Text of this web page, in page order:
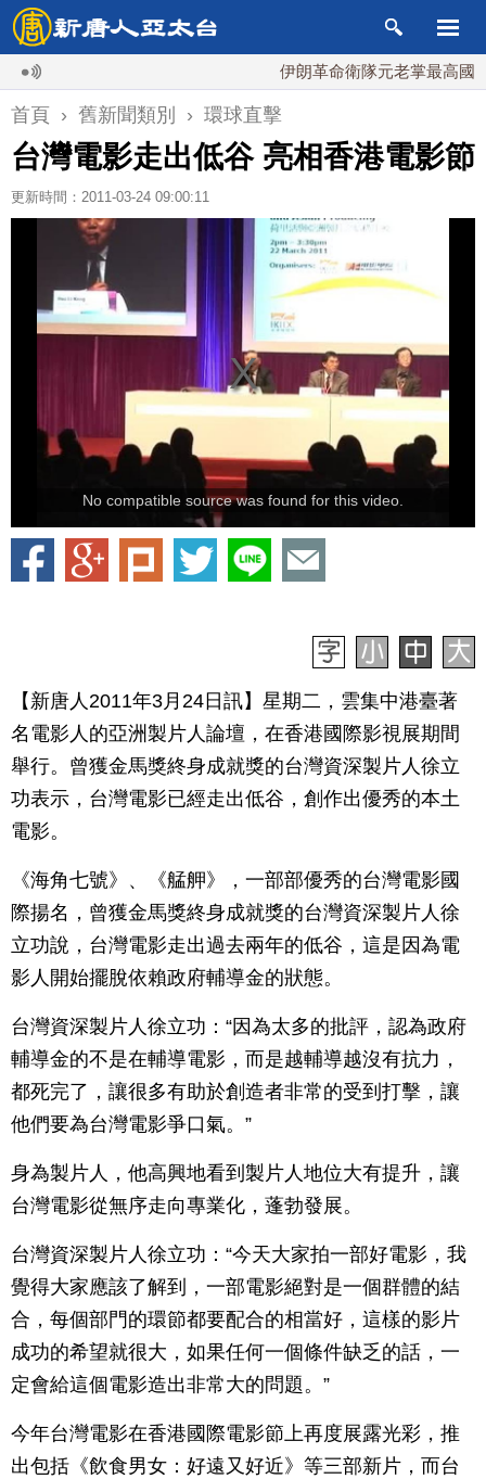
伊朗革命衛隊元老掌最高國安
首頁 › 舊新聞類別 › 環球直擊
台灣電影走出低谷 亮相香港電影節
更新時間：2011-03-24 09:00:11
No compatible source was found for this video.
【新唐人2011年3月24日訊】星期二，雲集中港臺著
名電影人的亞洲製片人論壇，在香港國際影視展期間
舉行。曾獲金馬獎終身成就獎的台灣資深製片人徐立
功表示，台灣電影已經走出低谷，創作出優秀的本土
電影。
《海角七號》、《艋舺》，一部部優秀的台灣電影國
際揚名，曾獲金馬獎終身成就獎的台灣資深製片人徐
立功說，台灣電影走出過去兩年的低谷，這是因為電
影人開始擺脫依賴政府輔導金的狀態。
台灣資深製片人徐立功：“因為太多的批評，認為政府
輔導金的不是在輔導電影，而是越輔導越沒有抗力，
都死完了，讓很多有助於創造者非常的受到打擊，讓
他們要為台灣電影爭口氣。”
身為製片人，他高興地看到製片人地位大有提升，讓
台灣電影從無序走向專業化，蓬勃發展。
台灣資深製片人徐立功：“今天大家拍一部好電影，我
覺得大家應該了解到，一部電影絕對是一個群體的結
合，每個部門的環節都要配合的相當好，這樣的影片
成功的希望就很大，如果任何一個條件缺乏的話，一
定會給這個電影造出非常大的問題。”
今年台灣電影在香港國際電影節上再度展露光彩，推
出包括《飲食男女：好遠又好近》等三部新片，而台